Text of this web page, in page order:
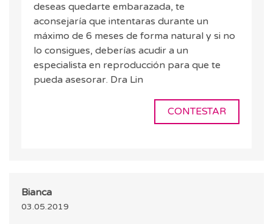
deseas quedarte embarazada, te
aconsejaría que intentaras durante un
máximo de 6 meses de forma natural y si no
lo consigues, deberías acudir a un
especialista en reproducción para que te
pueda asesorar. Dra Lin
CONTESTAR
Bianca
03.05.2019